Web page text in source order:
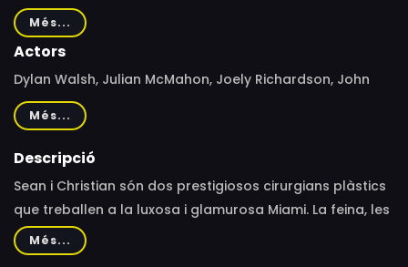
Haid, Craig Zisk, John Scott, Nelson McCormick
Més...
Actors
Dylan Walsh, Julian McMahon, Joely Richardson, John
Hensley, Roma Maffia, Kelly Carlson, Linda Klein
Més...
Descripció
Sean i Christian són dos prestigiosos cirurgians plàstics
que treballen a la luxosa i glamurosa Miami. La feina, les
enveges, els problemes personals i amorosos
s'entrecreuen en esmolades trames. El 2004 aquesta
Més...